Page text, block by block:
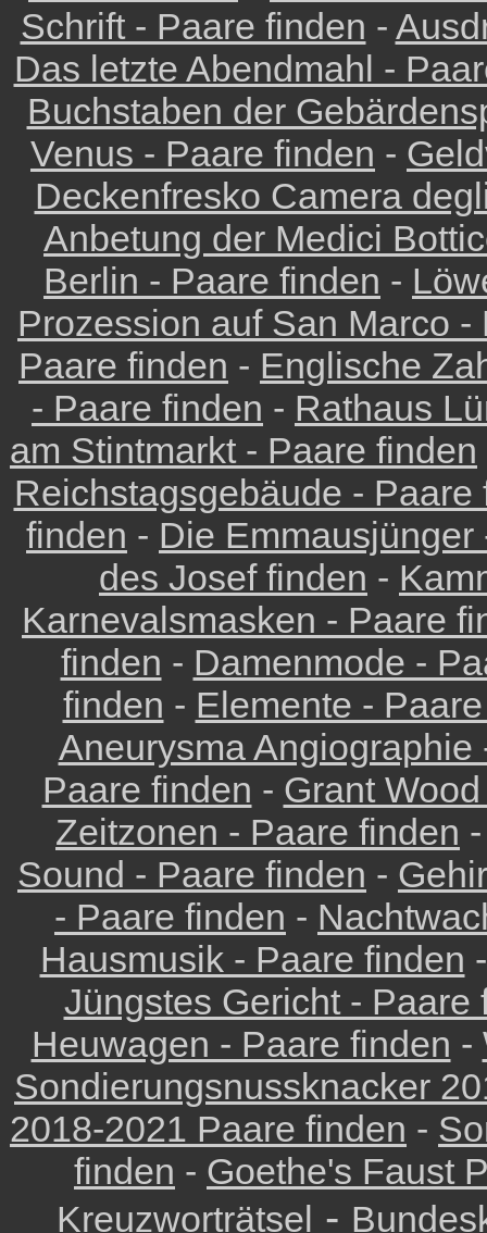
Schrift - Paare finden -
Das letzte Abendmahl -
Buchstaben der
Venus - Paare finden -
Deckenfresko Camera
Anbetung der Medici
Berlin - Paare finden -
Prozession auf San Marco -
Paare finden - Englische
- Paare finden - Rathaus
am Stintmarkt - Paare finden
Reichstagsgebäude - Paare
finden - Die
des Josef finden -
Karnevalsmasken - Paare
finden - Damenmode -
finden - Elemente -
Aneurysma Angiographie
Paare finden - Grant
Zeitzonen - Paare finden
Sound - Paare finden -
- Paare finden -
Hausmusik - Paare finden
Jüngstes Gericht - Paare
Heuwagen - Paare finden -
Sondierungsnussknacker
2018-2021 Paare finden -
finden - Goethe's Faust
Kreuzworträtsel -